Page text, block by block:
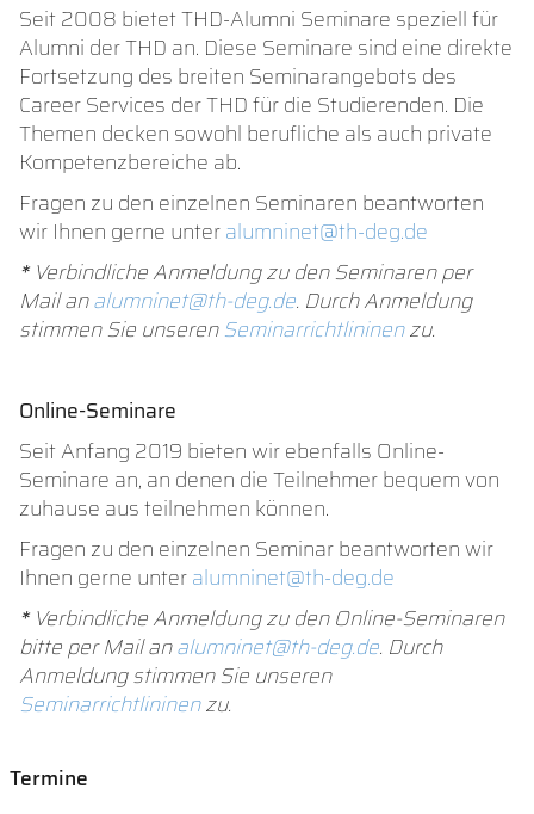
Seit 2008 bietet THD-Alumni Seminare speziell für
Alumni der THD an. Diese Seminare sind eine direkte
Fortsetzung des breiten Seminarangebots des
Career Services der THD für die Studierenden. Die
Themen decken sowohl berufliche als auch private
Kompetenzbereiche ab.
Fragen zu den einzelnen Seminaren beantworten
wir Ihnen gerne unteralumninet@th-deg.de
*Verbindliche Anmeldung zu den Seminaren per
Mail analumninet@th-deg.de. Durch Anmeldung
stimmen Sie unserenSeminarrichtlininenzu.
Online-Seminare
Seit Anfang 2019 bieten wir ebenfalls Online-
Seminare an, an denen die Teilnehmer bequem von
zuhause aus teilnehmen können.
Fragen zu den einzelnen Seminar beantworten wir
Ihnen gerne unteralumninet@th-deg.de
*Verbindliche Anmeldung zu den Online-Seminaren
bitte per Mail analumninet@th-deg.de. Durch
Anmeldung stimmen Sie unseren
Seminarrichtlininenzu.
Termine